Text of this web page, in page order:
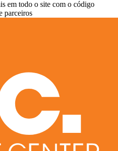
em todo o site com o código
parceiros